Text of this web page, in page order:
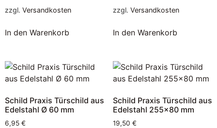
zzgl. Versandkosten
In den Warenkorb
zzgl. Versandkosten
In den Warenkorb
Schild Praxis Türschild aus
Edelstahl Ø 60 mm
6,95 €
Schild Praxis Türschild aus
Edelstahl 255×80 mm
19,50 €